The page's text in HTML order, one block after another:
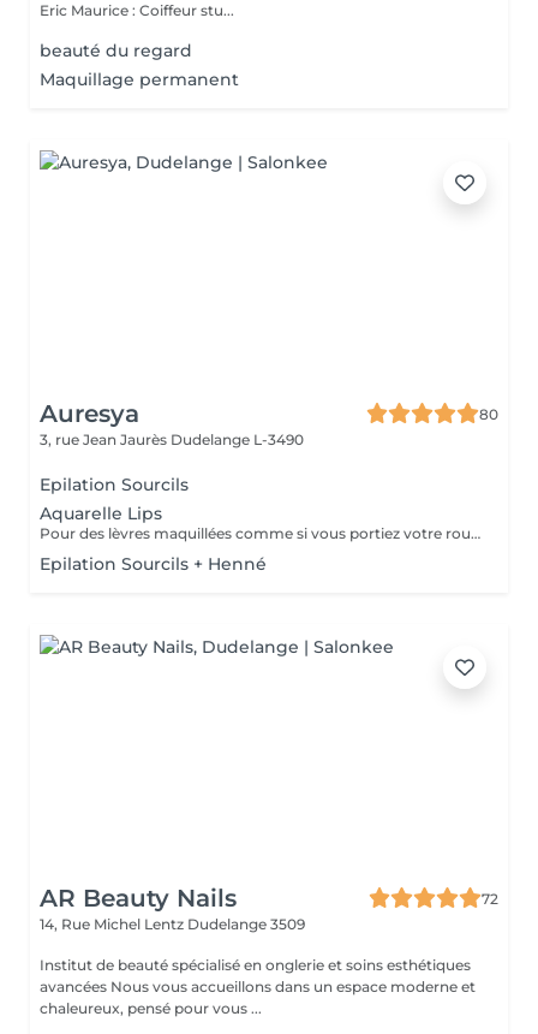
Eric Maurice : Coiffeur stu...
beauté du regard
Maquillage permanent
Auresya
80
3, rue Jean Jaurès Dudelange L-3490
Epilation Sourcils
Aquarelle Lips
Pour des lèvres maquillées comme si vous portiez votre rouge habituelle
Epilation Sourcils + Henné
AR Beauty Nails
72
14, Rue Michel Lentz Dudelange 3509
Institut de beauté spécialisé en onglerie et soins esthétiques
avancées Nous vous accueillons dans un espace moderne et
chaleureux, pensé pour vous ...